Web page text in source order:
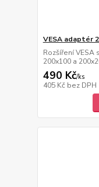
VESA adaptér
Rozšíření VESA
200x100 a
490 Kč/ks
405 Kč bez DPH